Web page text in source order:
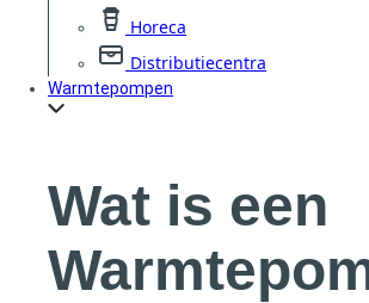
Horeca
Distributiecentra
Warmtepompen
Wat is een